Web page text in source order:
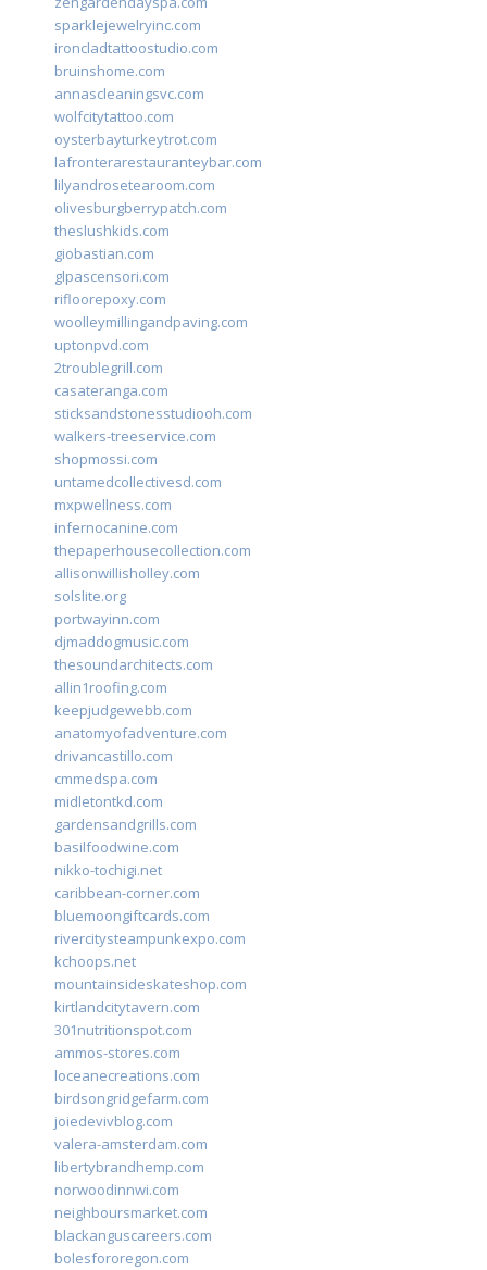
sparklejewelryinc.com
ironcladtattoostudio.com
bruinshome.com
annascleaningsvc.com
wolfcitytattoo.com
oysterbayturkeytrot.com
lafronterarestauranteybar.com
lilyandrosetearoom.com
olivesburgberrypatch.com
theslushkids.com
giobastian.com
glpascensori.com
rifloorepoxy.com
woolleymillingandpaving.com
uptonpvd.com
2troublegrill.com
casateranga.com
sticksandstonesstudiooh.com
walkers-treeservice.com
shopmossi.com
untamedcollectivesd.com
mxpwellness.com
infernocanine.com
thepaperhousecollection.com
allisonwillisholley.com
solslite.org
portwayinn.com
djmaddogmusic.com
thesoundarchitects.com
allin1roofing.com
keepjudgewebb.com
anatomyofadventure.com
drivancastillo.com
cmmedspa.com
midletontkd.com
gardensandgrills.com
basilfoodwine.com
nikko-tochigi.net
caribbean-corner.com
bluemoongiftcards.com
rivercitysteampunkexpo.com
kchoops.net
mountainsideskateshop.com
kirtlandcitytavern.com
301nutritionspot.com
ammos-stores.com
loceanecreations.com
birdsongridgefarm.com
joiedevivblog.com
valera-amsterdam.com
libertybrandhemp.com
norwoodinnwi.com
neighboursmarket.com
blackanguscareers.com
bolesfororegon.com